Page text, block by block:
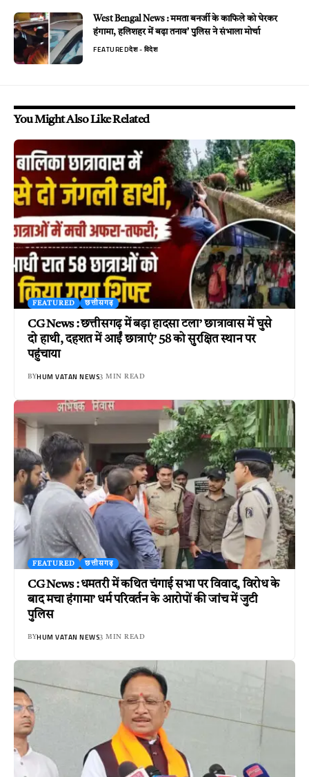
West Bengal News : ममता बनर्जी के काफिले को घेरकर
हंगामा, हलिशहर में बढ़ा तनाव’ पुलिस ने संभाला मोर्चा
FEATUREDदेश - विदेश
You Might Also Like Related
FEATURED छत्तीसगढ़
CG News : छत्तीसगढ़ में बड़ा हादसा टला’ छात्रावास में घुसे
दो हाथी, दहशत में आईं छात्राएं’ 58 को सुरक्षित स्थान पर
पहुंचाया
BYHUM VATAN NEWS3 MIN READ
FEATURED छत्तीसगढ़
CG News : धमतरी में कथित चंगाई सभा पर विवाद, विरोध के
बाद मचा हंगामा’ धर्म परिवर्तन के आरोपों की जांच में जुटी
पुलिस
BYHUM VATAN NEWS3 MIN READ